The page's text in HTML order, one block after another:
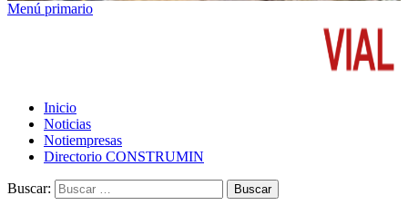
Menú primario
Inicio
Noticias
Notiempresas
Directorio CONSTRUMIN
Buscar: